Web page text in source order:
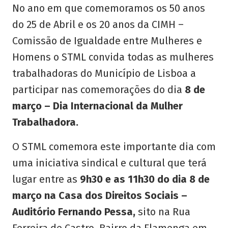
No ano em que comemoramos os 50 anos
do 25 de Abril e os 20 anos da CIMH –
Comissão de Igualdade entre Mulheres e
Homens o STML convida todas as mulheres
trabalhadoras do Município de Lisboa a
participar nas comemorações do dia 8 de
março – Dia Internacional da Mulher
Trabalhadora.
O STML comemora este importante dia com
uma iniciativa sindical e cultural que terá
lugar entre as 9h30 e as 11h30 do dia 8 de
março na Casa dos Direitos Sociais –
Auditório Fernando Pessa, sito na Rua